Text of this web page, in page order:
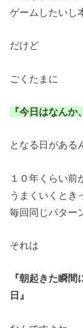
ゲームしたいし
だけど
ごくたまに
『今日はなんか
となる日がある
１０年くらい前
うまくいくとき
毎回同じパター
それは
『朝起きた瞬
日』